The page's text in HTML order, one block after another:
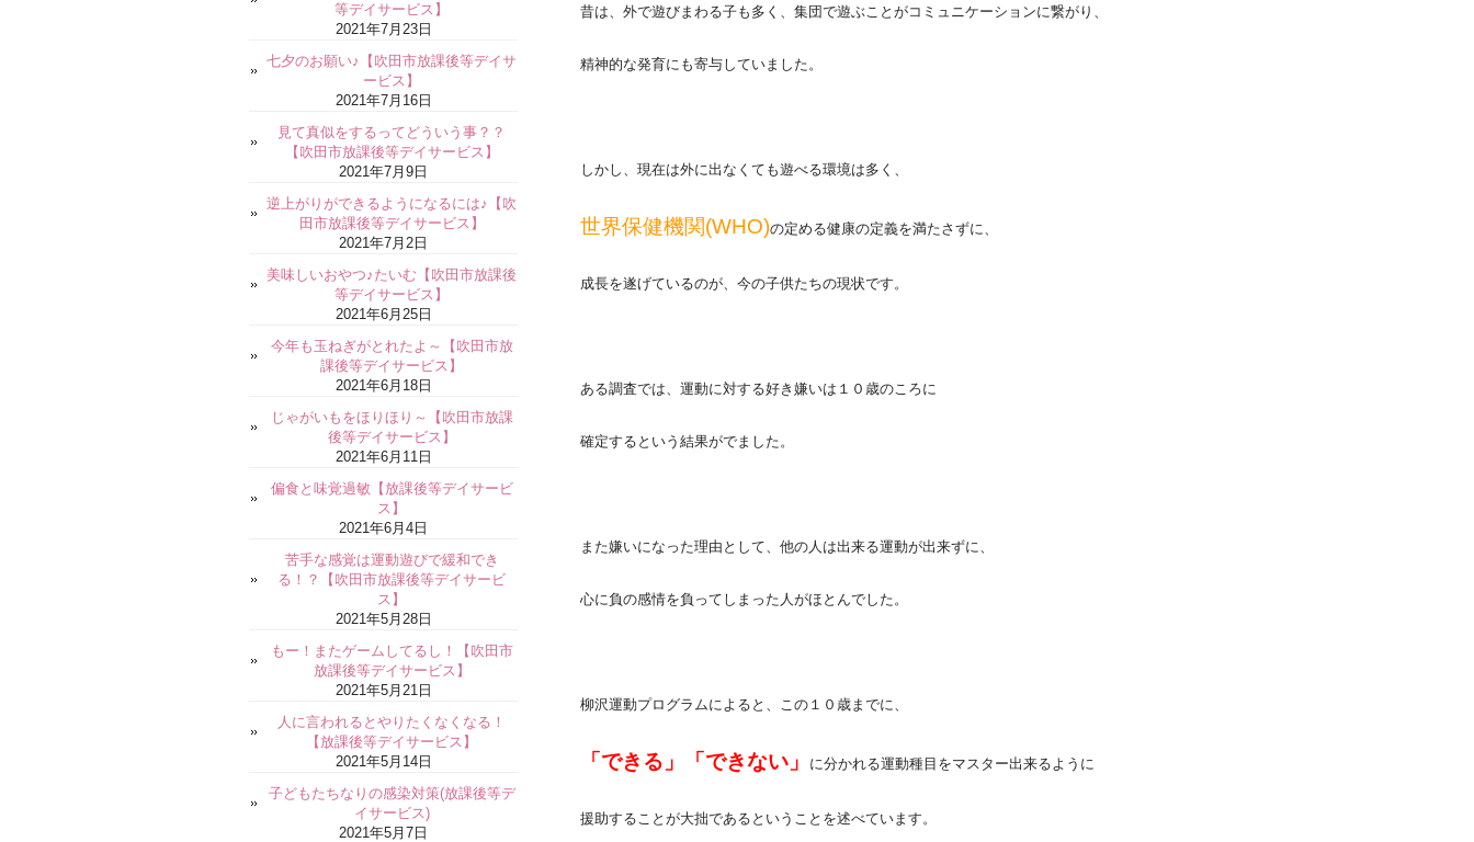
昔は、外で遊びまわる子も多く、集団で遊ぶことがコミュニケーションに繋がり、
精神的な発育にも寄与していました。
しかし、現在は外に出なくても遊べる環境は多く、
世界保健機関(WHO)の定める健康の定義を満たさずに、
成長を遂げているのが、今の子供たちの現状です。
ある調査では、運動に対する好き嫌いは１０歳のころに
確定するという結果がでました。
また嫌いになった理由として、他の人は出来る運動が出来ずに、
心に負の感情を負ってしまった人がほとんでした。
柳沢運動プログラムによると、この１０歳までに、
「できる」「できない」 に分かれる運動種目をマスター出来るように
援助することが大拙であるということを述べています。
等デイサービス】
2021年7月23日
七夕のお願い♪【吹田市放課後等デイサ
ービス】
2021年7月16日
見て真似をするってどういう事？？
【吹田市放課後等デイサービス】
2021年7月9日
逆上がりができるようになるには♪【吹
田市放課後等デイサービス】
2021年7月2日
美味しいおやつ♪たいむ【吹田市放課後
等デイサービス】
2021年6月25日
今年も玉ねぎがとれたよ～【吹田市放
課後等デイサービス】
2021年6月18日
じゃがいもをほりほり～【吹田市放課
後等デイサービス】
2021年6月11日
偏食と味覚過敏【放課後等デイサービ
ス】
2021年6月4日
苦手な感覚は運動遊びで緩和でき
る！？【吹田市放課後等デイサービ
ス】
2021年5月28日
もー！またゲームしてるし！【吹田市
放課後等デイサービス】
2021年5月21日
人に言われるとやりたくなくなる！
【放課後等デイサービス】
2021年5月14日
子どもたちなりの感染対策(放課後等デ
イサービス)
2021年5月7日